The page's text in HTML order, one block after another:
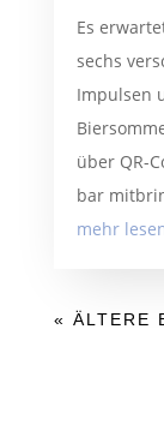
Es
sechs
Impulsen
über QR-
bar
mehr
« ÄLTERE